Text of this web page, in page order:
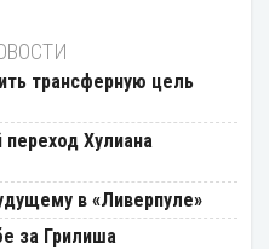
трансферную цель
Хулиана
в «Ливерпуле»
за Грилиша